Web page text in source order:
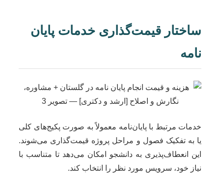
ساختار قیمت‌گذاری خدمات پایان
نامه
خدمات مرتبط با پایان‌نامه معمولاً به صورت پکیج‌های کلی
یا به تفکیک فصول و مراحل پروژه قیمت‌گذاری می‌شوند.
این انعطاف‌پذیری به دانشجو امکان می‌دهد تا متناسب با
نیاز خود، سرویس مورد نظر را انتخاب کند.